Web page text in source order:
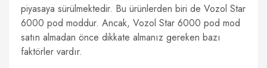
piyasaya sürülmektedir. Bu ürünlerden biri de Vozol Star
6000 pod moddur. Ancak, Vozol Star 6000 pod mod
satın almadan önce dikkate almanız gereken bazı
faktörler vardır.